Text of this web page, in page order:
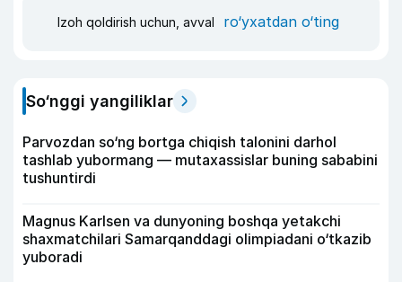
Izoh qoldirish uchun, avval ro‘yxatdan o‘ting
So‘nggi yangiliklar
Parvozdan so‘ng bortga chiqish talonini darhol
tashlab yubormang — mutaxassislar buning sababini
tushuntirdi
Magnus Karlsen va dunyoning boshqa yetakchi
shaxmatchilari Samarqanddagi olimpiadani o‘tkazib
yuboradi